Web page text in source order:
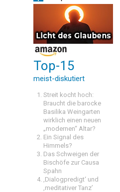
Top-15
meist-diskutiert
Streit kocht hoch:
Braucht die barocke
Basilika Weingarten
wirklich einen neuen
„modernen“ Altar?
Ein Signal des
Himmels?
Das Schweigen der
Bischöfe zur Causa
Spahn
‚Dialogpredigt‘ und
‚meditativer Tanz’